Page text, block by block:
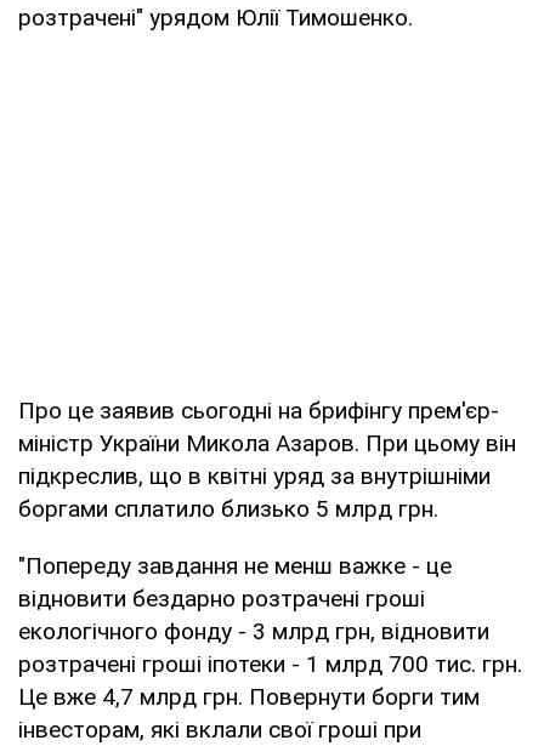
розтрачені" урядом Юлії Тимошенко.
Про це заявив сьогодні на брифінгу прем'єр-
міністр України Микола Азаров. При цьому він
підкреслив, що в квітні уряд за внутрішніми
боргами сплатило близько 5 млрд грн.
"Попереду завдання не менш важке - це
відновити бездарно розтрачені гроші
екологічного фонду - 3 млрд грн, відновити
розтрачені гроші іпотеки - 1 млрд 700 тис. грн.
Це вже 4,7 млрд грн. Повернути борги тим
інвесторам, які вклали свої гроші при